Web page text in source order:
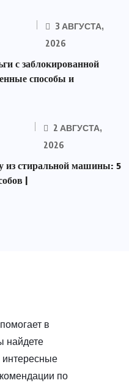
3 АВГУСТА,
2026
с заблокированной
способы и
2 АВГУСТА,
2026
из стиральной машины: 5
|
в
найдете
по